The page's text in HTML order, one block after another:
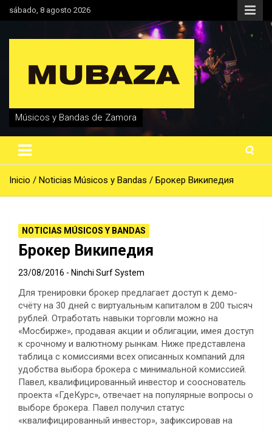
Saltarsábado, 8 agosto 2026
Músicos y Bandas de Zamora
Inicio Noticias Músicos y Bandas Брокер Википедия
NOTICIAS MÚSICOS Y BANDAS
Брокер Википедия
23/08/2016 Ninchi Surf System
Для тренировки брокер предлагает доступ к демо-
счёту на 30 дней с виртуальным капиталом в 200 тысяч
рублей. Отработать навыки торговли можно на
«Мосбирже», продавая акции и облигации, имея доступ
к срочному и валютному рынкам. Ниже представлена
таблица с комиссиями всех описанных компаний для
удобства выбора брокера с минимальной комиссией.
Павел, квалифицированный инвестор и сооснователь
проекта «ГдеКурс», отвечает на популярные вопросы о
выборе брокера. Павел получил статус
«квалифицированный инвестор», зафиксировав на